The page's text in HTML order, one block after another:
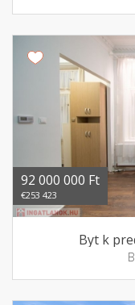
92 000 000 Ft
€253 423
Byt k